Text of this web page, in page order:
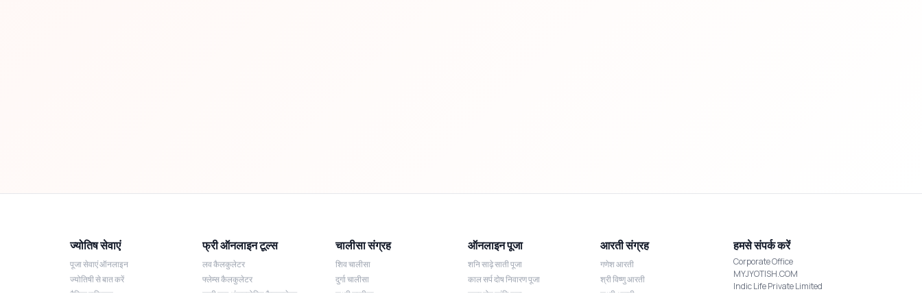
ज्योतिष सेवाएं
पूजा सेवाएं ऑनलाइन
ज्योतिषी से बात करें
दैनिक राशिफल
फ्री ऑनलाइन टूल्स
लव कैलकुलेटर
फ्लेम्स कैलकुलेटर
लकी नाम अंकज्योतिष कैलकुलेटर
चालीसा संग्रह
शिव चालीसा
दुर्गा चालीसा
लक्ष्मी चालीसा
ऑनलाइन पूजा
शनि साढ़े साती पूजा
काल सर्प दोष निवारण पूजा
नज़र दोष शांति पूजा
आरती संग्रह
गणेश आरती
श्री विष्णु आरती
लक्ष्मी आरती
हमसे संपर्क करें
Corporate Office
MYJYOTISH.COM
Indic Life Private Limited